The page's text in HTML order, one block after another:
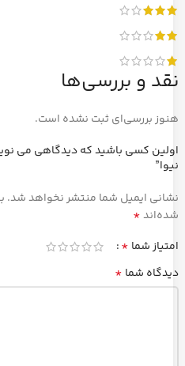
نقد و بررسی‌ها
هنوز بررسی‌ای ثبت نشده است.
اولین کسی باشید که دیدگاهی می
نیوا”
نشانی ایمیل شما منتشر نخواهد شد.
شده‌اند*
امتیاز شما *
دیدگاه شما *